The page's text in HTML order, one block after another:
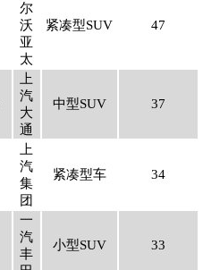
尔
沃
亚
太
紧凑型SUV 47
上
汽
大
通
中型SUV 37
上
汽
集
团
紧凑型车 34
一
汽
丰
小型SUV 33